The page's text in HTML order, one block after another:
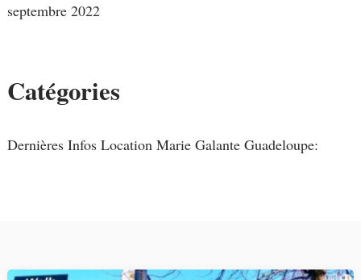
septembre 2022
Catégories
Dernières Infos Location Marie Galante Guadeloupe: